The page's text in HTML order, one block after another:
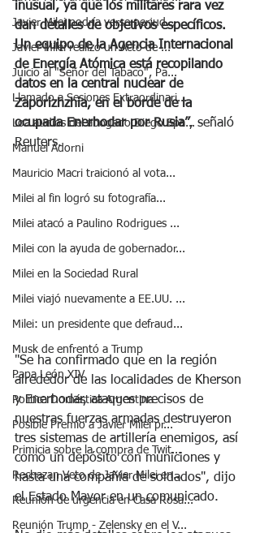
Javier Milei podría verse perjud...
Javier Milei realizó un Acto de ...
Juicio al "Señor del Tabaco", Pa...
Llamado a Sesiones Extraordinari...
Loa audios del abogado Diego Spa...
Manuel Adorni
Mauricio Macri traicionó al vota...
Milei al fin logró su fotografía...
Milei atacó a Paulino Rodrigues ...
Milei con la ayuda de gobernador...
Milei en la Sociedad Rural
Milei viajó nuevamente a EE.UU. ...
Milei: un presidente que defraud...
Musk de enfrentó a Trump
Papa León XIV
Política Doméstica Argentina
Posible Premio a Javier Milei pr...
Primicia sobre la compra de Twit...
Rechazan Veto de Javier Milei en...
Reunión de urgencia en Casa Rosa...
Reunión Trump - Zelensky en el V...
inusual, ya que los militares rara vez
dan detalles de objetivos específicos.
Un equipo de la Agencia Internacional
de Energía Atómica está recopilando
datos en la central nuclear de
Zaporizhzhia, en el borde de la
ocupada Enerhodar por Rusia”, señaló
Reuters.
"Se ha confirmado que en la región
alrededor de las localidades de Kherson
y Enerhodar, ataques precisos de
nuestras fuerzas armadas destruyeron
tres sistemas de artillería enemigos, así
como un depósito con municiones y
hasta una compañía de soldados", dijo
el Estado Mayor en un comunicado.